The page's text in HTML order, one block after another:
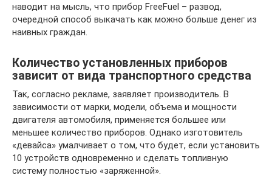
наводит на мысль, что прибор FreeFuel – развод,
очередной способ выкачать как можно больше денег из
наивных граждан.
Количество установленных приборов
зависит от вида транспортного средства
Так, согласно рекламе, заявляет производитель. В
зависимости от марки, модели, объема и мощности
двигателя автомобиля, применяется большее или
меньшее количество приборов. Однако изготовитель
«девайса» умалчивает о том, что будет, если установить
10 устройств одновременно и сделать топливную
систему полностью «заряженной».